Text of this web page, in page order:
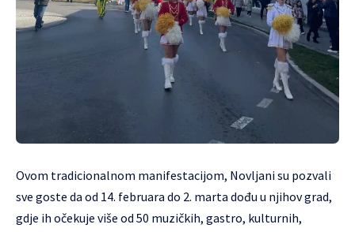
Ovom tradicionalnom manifestacijom, Novljani su pozvali
sve goste da od 14. februara do 2. marta dođu u njihov grad,
gdje ih očekuje više od 50 muzičkih, gastro, kulturnih,